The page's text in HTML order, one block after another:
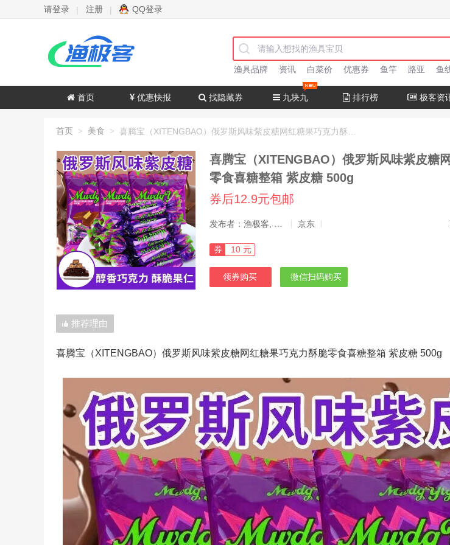
请登录 | 注册 | QQ登录
渔具品牌 资讯 白菜价 优惠券 鱼竿 路亚 鱼
首页 优惠快报 找隐藏券 九块九 排行榜 极客资
首页 > 美食 >
喜腾宝（XITENGBAO）俄罗斯风味紫皮糖
零食喜糖整箱 紫皮糖 500g
券后12.9元包邮
京东
券 10 元
领券购买 微信扫码购买
推荐理由
喜腾宝（XITENGBAO）俄罗斯风味紫皮糖网红糖果巧克力酥脆零食喜糖整箱 紫皮糖 500g